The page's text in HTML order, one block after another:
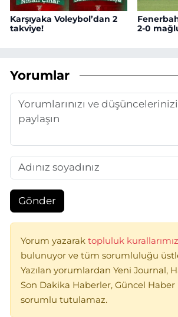
Karşıyaka Voleybol’dan 2
takviye!
2-0
Yorumlar
Gönder
Yorum yazarak topluluk
bulunuyor ve tüm sorumluluğu
Yazılan yorumlardan Yeni Journal,
Son Dakika Haberler, Güncel
sorumlu tutulamaz.